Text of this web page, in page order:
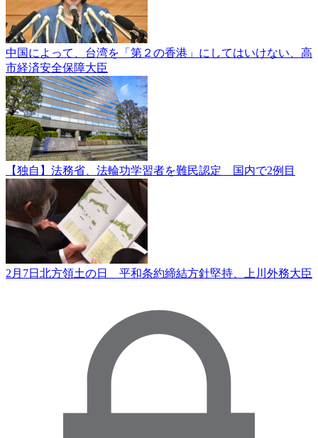
中国によって、台湾を「第２の香港」にしてはいけない、高
市経済安全保障大臣
【独自】法務省、法輪功学習者を難民認定 国内で2例目
2月7日北方領土の日 平和条約締結方針堅持、上川外務大臣